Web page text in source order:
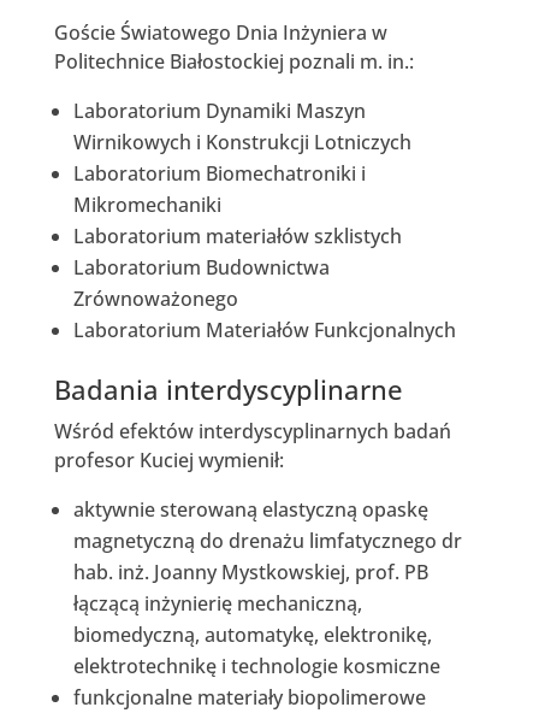
Goście Światowego Dnia Inżyniera w
Politechnice Białostockiej poznali m. in.:
Laboratorium Dynamiki Maszyn
Wirnikowych i Konstrukcji Lotniczych
Laboratorium Biomechatroniki i
Mikromechaniki
Laboratorium materiałów szklistych
Laboratorium Budownictwa
Zrównoważonego
Laboratorium Materiałów Funkcjonalnych
Badania interdyscyplinarne
Wśród efektów interdyscyplinarnych badań
profesor Kuciej wymienił:
aktywnie sterowaną elastyczną opaskę
magnetyczną do drenażu limfatycznego dr
hab. inż. Joanny Mystkowskiej, prof. PB
łączącą inżynierię mechaniczną,
biomedyczną, automatykę, elektronikę,
elektrotechnikę i technologie kosmiczne
funkcjonalne materiały biopolimerowe